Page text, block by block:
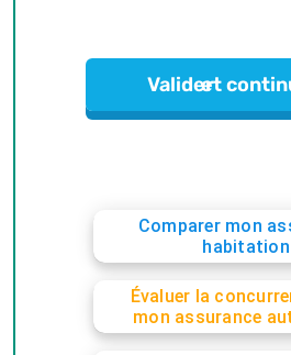
Comparer mon
habitation
Évaluer la
mon assurance